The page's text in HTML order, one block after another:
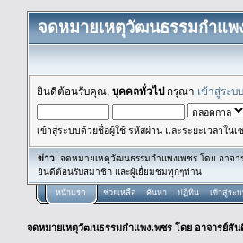
จดหมายเหตุวัฒนธรรมกำแพ
ยินดีต้อนรับคุณ, บุคคลทั่วไปกรุณา เข้าสู่ระบบ
เข้าสู่ระบบด้วยชื่อผู้ใช้ รหัสผ่าน และระยะเวลาในเ
ข่าว: จดหมายเหตุวัฒนธรรมกำแพงเพชร โดย อาจ
ยินดีต้อนรับสมาชิก และผู้เยื่ยมชมทุกๆท่าน
หน้าแรก ช่วยเหลือ ค้นหา ปฏิทิน เข้าสู่ระ
จดหมายเหตุวัฒนธรรมกำแพงเพชร โดย อาจารย์สั